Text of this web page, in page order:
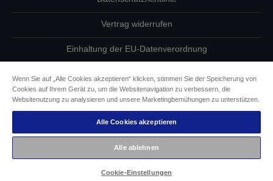
Vertrag widerrufen
Einhaltung der EU-Datenverordnung
Informationen zu Cookies
Epson Engagement für Barrierefreiheit
Copyright © 2026 Seiko Epson
Wenn Sie auf „Alle Cookies akzeptieren“ klicken, stimmen Sie der Speicherung von
Cookies auf Ihrem Gerät zu, um die Websitenavigation zu verbessern, die
Websitenutzung zu analysieren und unsere Marketingbemühungen zu unterstützen.
Alle Cookies akzeptieren
Alle ablehnen
Cookie-Einstellungen